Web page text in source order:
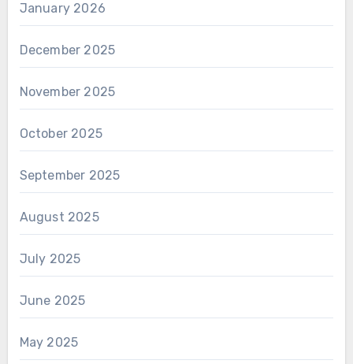
January 2026
December 2025
November 2025
October 2025
September 2025
August 2025
July 2025
June 2025
May 2025